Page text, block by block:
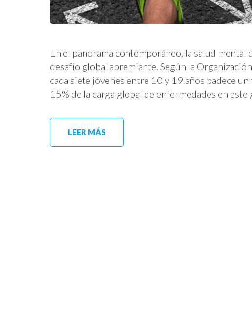
En el panorama contemporáneo, la salud
desafío global apremiante. Según la
cada siete jóvenes entre 10 y 19 años padece
15% de la carga global de enfermedades en
LEER MÁS